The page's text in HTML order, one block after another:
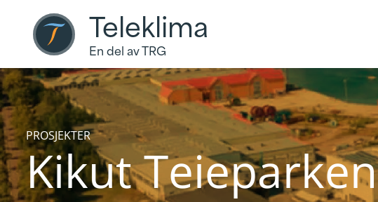
Teleklima
En del av TRG
PROSJEKTER
Kikut Teieparken